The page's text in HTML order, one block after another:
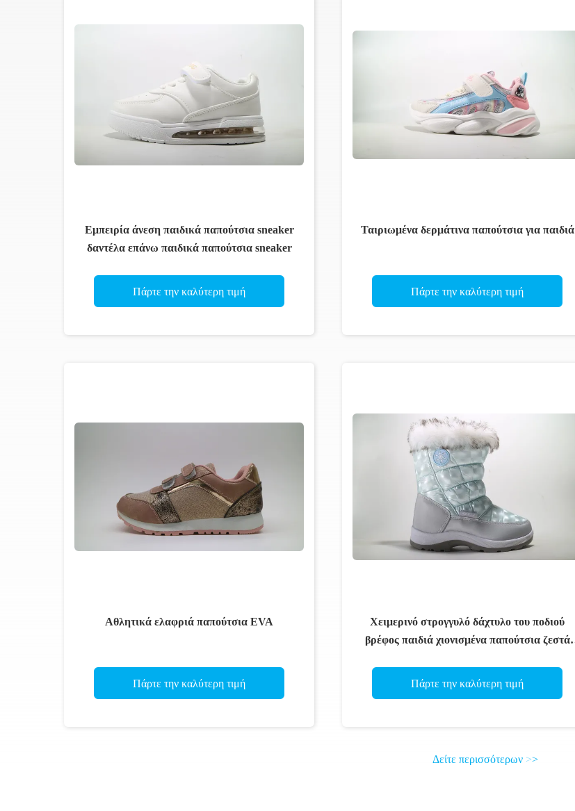
Εμπειρία άνεση παιδικά παπούτσια sneaker
δαντέλα επάνω παιδικά παπούτσια sneaker
Πάρτε την καλύτερη τιμή
Ταιριωμένα δερμάτινα παπούτσια για παιδιά
Πάρτε την καλύτερη τιμή
Αθλητικά ελαφριά παπούτσια EVA
Πάρτε την καλύτερη τιμή
Χειμερινό στρογγυλό δάχτυλο του ποδιού
βρέφος παιδιά χιονισμένα παπούτσια ζεστά
Πάρτε την καλύτερη τιμή
Δείτε περισσότερων >>